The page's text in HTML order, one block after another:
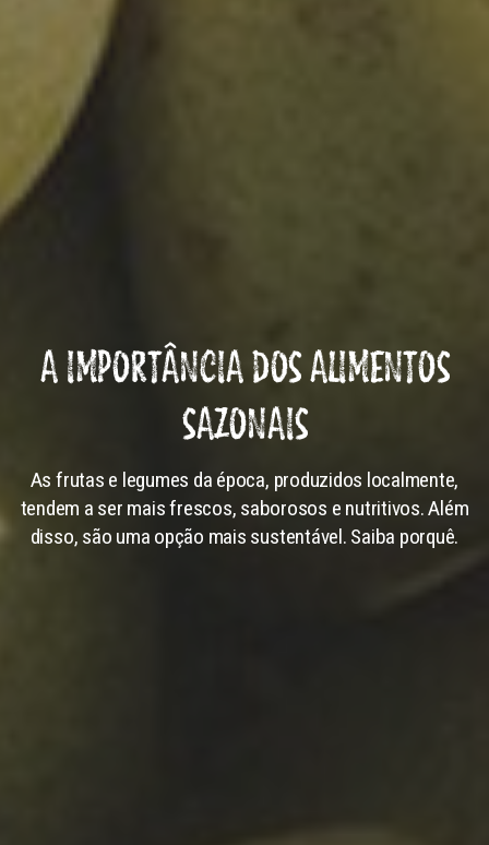
A IMPORTÂNCIA DOS ALIMENTOS
SAZONAIS
As frutas e legumes da época, produzidos localmente,
tendem a ser mais frescos, saborosos e nutritivos. Além
disso, são uma opção mais sustentável. Saiba porquê.